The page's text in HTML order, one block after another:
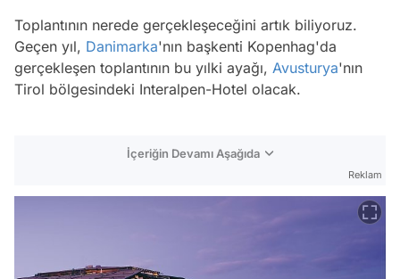
Toplantının nerede gerçekleşeceğini artık biliyoruz.
Geçen yıl, Danimarka'nın başkenti Kopenhag'da
gerçekleşen toplantının bu yılki ayağı, Avusturya'nın
Tirol bölgesindeki Interalpen-Hotel olacak.
İçeriğin Devamı Aşağıda
Reklam